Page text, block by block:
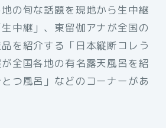
の旬な話題を現地から生中継
中継」、東留伽アナが全国の
を紹介する「日本縦断コレう
全国各地の有名露天風呂を紹
つ風呂」などのコーナーがあ